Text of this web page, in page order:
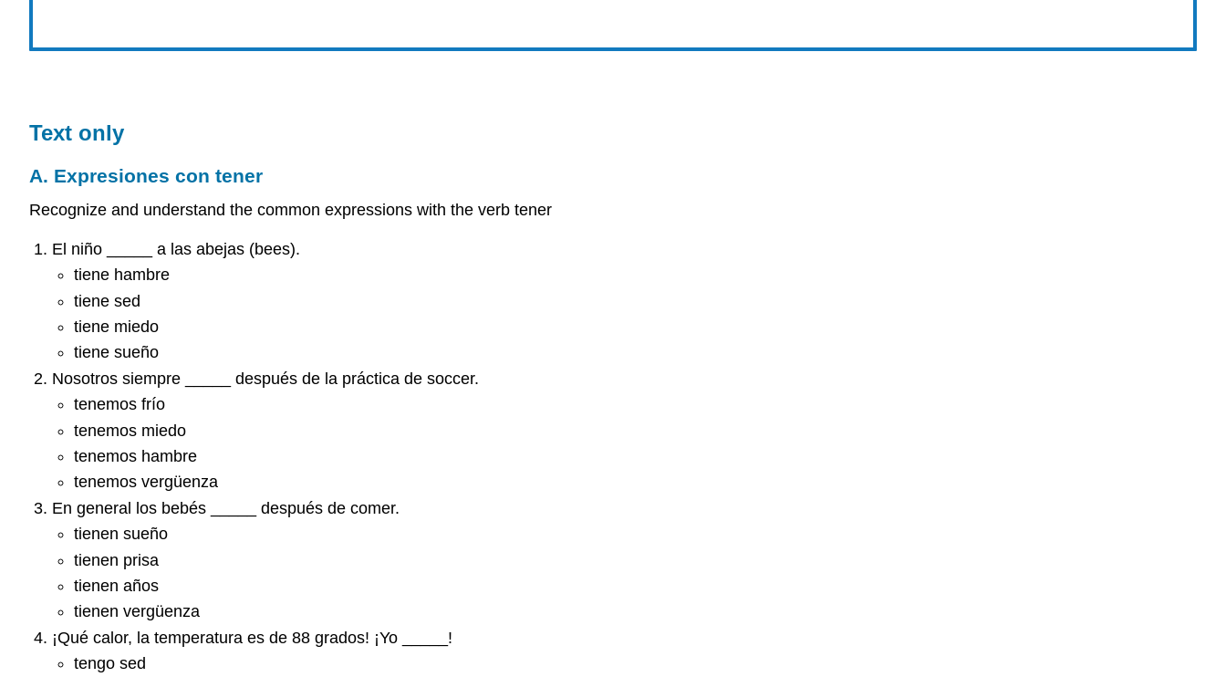
Text only
A. Expresiones con tener
Recognize and understand the common expressions with the verb tener
El niño _____ a las abejas (bees).
tiene hambre
tiene sed
tiene miedo
tiene sueño
Nosotros siempre _____ después de la práctica de soccer.
tenemos frío
tenemos miedo
tenemos hambre
tenemos vergüenza
En general los bebés _____ después de comer.
tienen sueño
tienen prisa
tienen años
tienen vergüenza
¡Qué calor, la temperatura es de 88 grados! ¡Yo _____!
tengo sed